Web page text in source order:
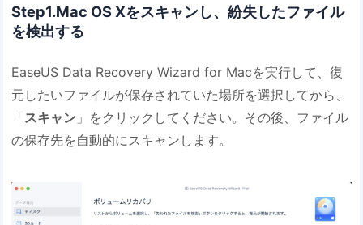
Step1.Mac OS Xをスキャンし、紛失したファイル
を検出する
EaseUS Data Recovery Wizard for Macを実行して、復
元したいファイルが保存されていた場所を選択してから、
「スキャン 」をクリックしてください。その後、ファイル
の保存先を自動的にスキャンします。